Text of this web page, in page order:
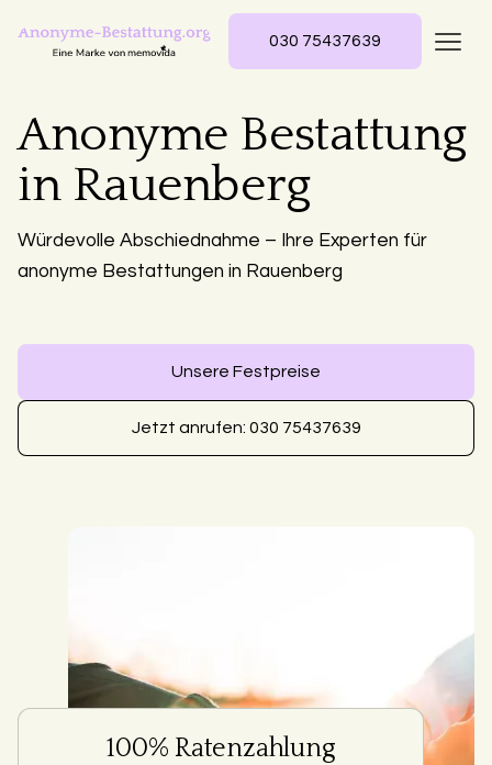
030 75437639
Anonyme Bestattung
in Rauenberg
Würdevolle Abschiednahme – Ihre Experten für
anonyme Bestattungen in Rauenberg
Unsere Festpreise
Jetzt anrufen: 030 75437639
100% Ratenzahlung